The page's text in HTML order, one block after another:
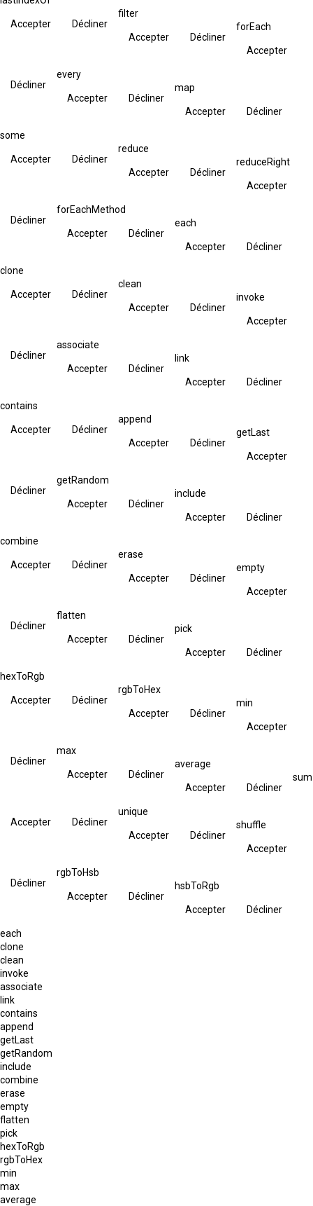
Accepter Décliner
filter
Accepter Décliner
forEach
Accepter
Décliner
every
Accepter Décliner
map
Accepter Décliner
some
Accepter Décliner
reduce
Accepter Décliner
reduceRight
Accepter
Décliner
forEachMethod
Accepter Décliner
each
Accepter Décliner
clone
Accepter Décliner
clean
Accepter Décliner
invoke
Accepter
Décliner
associate
Accepter Décliner
link
Accepter Décliner
contains
Accepter Décliner
append
Accepter Décliner
getLast
Accepter
Décliner
getRandom
Accepter Décliner
include
Accepter Décliner
combine
Accepter Décliner
erase
Accepter Décliner
empty
Accepter
Décliner
flatten
Accepter Décliner
pick
Accepter Décliner
hexToRgb
Accepter Décliner
rgbToHex
Accepter Décliner
min
Accepter
Décliner
max
Accepter Décliner
average
Accepter Décliner
sum
Accepter Décliner
unique
Accepter Décliner
shuffle
Accepter
Décliner
rgbToHsb
Accepter Décliner
hsbToRgb
Accepter Décliner
each
clone
clean
invoke
associate
link
contains
append
getLast
getRandom
include
combine
erase
empty
flatten
pick
hexToRgb
rgbToHex
min
max
average